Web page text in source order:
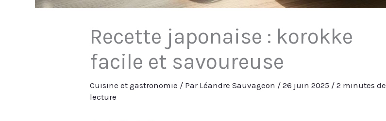
Recette japonaise : korokke
facile et savoureuse
Cuisine et gastronomie / Par Léandre Sauvageon /26 juin 2025 /2 minutes de
lecture